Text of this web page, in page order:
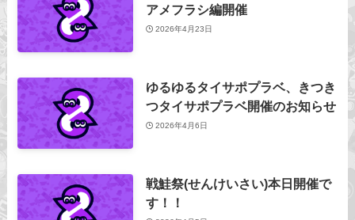
アメフラシ編開催
2026年4月23日
ゆるゆるタイサポプラベ、きつき
つタイサポプラベ開催のお知らせ
2026年4月6日
戦鮭祭(せんけいさい)本日開催で
す！！